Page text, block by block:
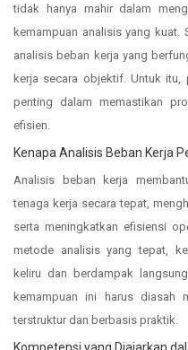
tidak hanya mahir dalam
kemampuan analisis yang kuat.
analisis beban kerja yang
kerja secara objektif. Untuk itu,
penting dalam memastikan
efisien.
Kenapa Analisis Beban Kerja
Analisis beban kerja
tenaga kerja secara tepat,
serta meningkatkan efisiensi
metode analisis yang tepat,
keliru dan berdampak
kemampuan ini harus diasah
terstruktur dan berbasis praktik.